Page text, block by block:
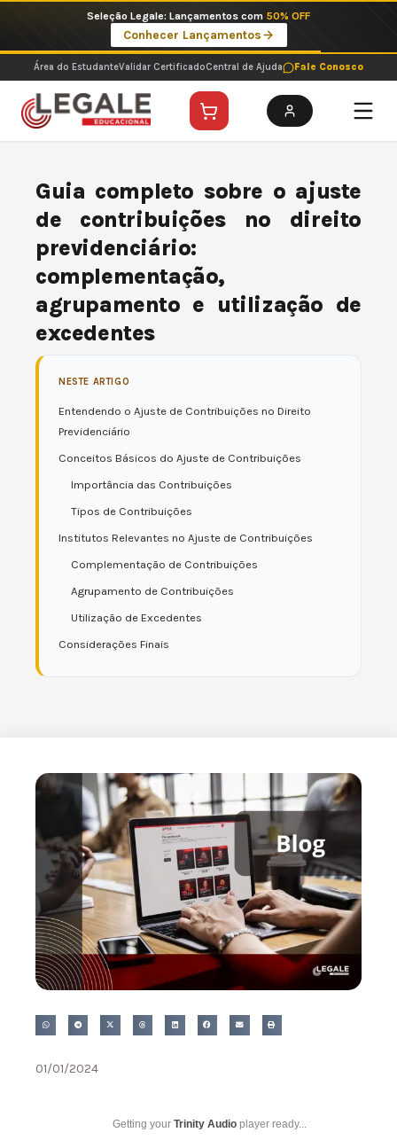
o
conteúdo
Seleção Legale: Lançamentos com 50% OFF
Conhecer Lançamentos
Área do EstudanteValidar CertificadoCentral de Ajuda Fale Conosco
Guia completo sobre o ajuste
de contribuições no direito
previdenciário:
complementação,
agrupamento e utilização de
excedentes
NESTE ARTIGO
Entendendo o Ajuste de Contribuições no Direito
Previdenciário
Conceitos Básicos do Ajuste de Contribuições
Importância das Contribuições
Tipos de Contribuições
Institutos Relevantes no Ajuste de Contribuições
Complementação de Contribuições
Agrupamento de Contribuições
Utilização de Excedentes
Considerações Finais
01/01/2024
Getting your Trinity Audio player ready...